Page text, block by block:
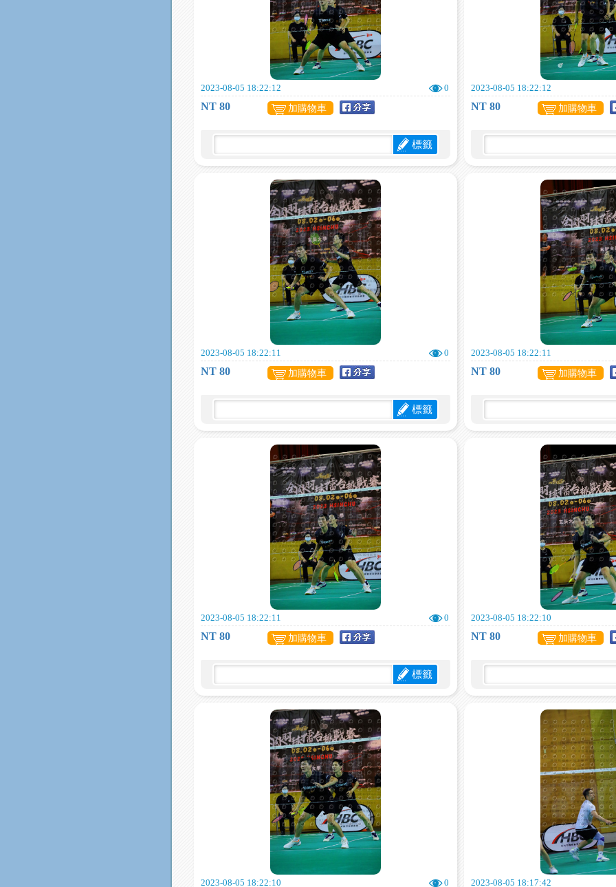
2023-08-05 18:22:12 0
NT 80 加購物車
標籤
2023-08-05 18:22:12
NT 80 加購物車
2023-08-05 18:22:11 0
NT 80 加購物車
標籤
2023-08-05 18:22:11
NT 80 加購物車
2023-08-05 18:22:11 0
NT 80 加購物車
標籤
2023-08-05 18:22:10
NT 80 加購物車
2023-08-05 18:22:10 0 2023-08-05 18:17:42